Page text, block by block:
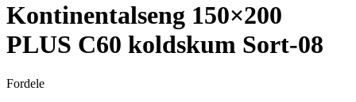
Kontinentalseng 150×200
PLUS C60 koldskum Sort-08
Fordele